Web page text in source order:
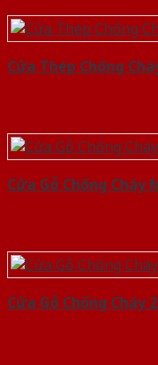
Cửa Thép Chống
Cửa Gỗ Chống Cháy
Cửa Gỗ Chống Cháy